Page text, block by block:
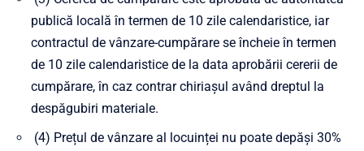
publică locală în termen de 10 zile calendaristice, iar
contractul de vânzare-cumpărare se încheie în termen
de 10 zile calendaristice de la data aprobării cererii de
cumpărare, în caz contrar chiriașul având dreptul la
despăgubiri materiale.
(4) Prețul de vânzare al locuinței nu poate depăși 30%